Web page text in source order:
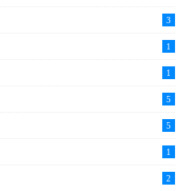
3
1
1
5
5
1
2